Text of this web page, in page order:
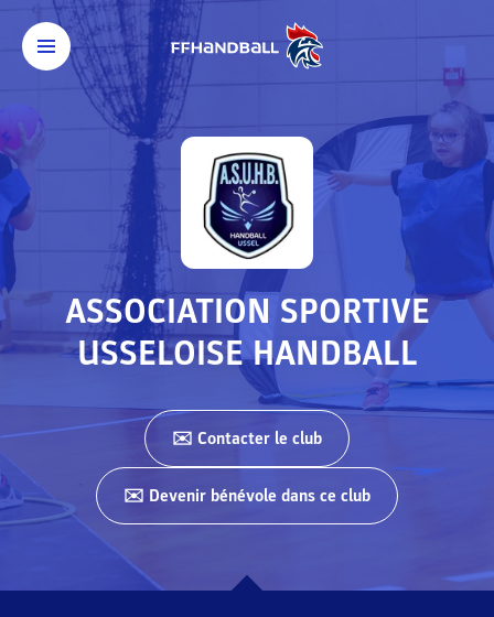
ASSOCIATION SPORTIVE
USSELOISE HANDBALL
✉️ Contacter le club
✉️ Devenir bénévole dans ce club